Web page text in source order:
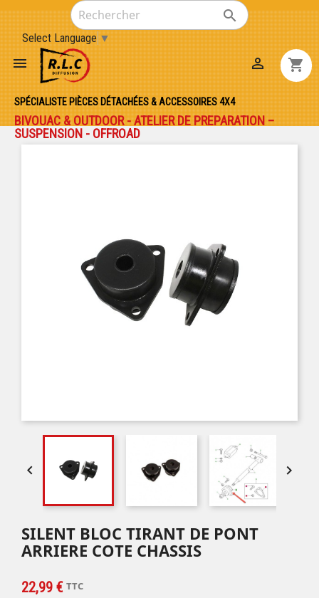

Select Language ▼
 shopping_cart

SPÉCIALISTE PIÈCES DÉTACHÉES & ACCESSOIRES 4X4
BIVOUAC & OUTDOOR - ATELIER DE PREPARATION –
SUSPENSION - OFFROAD
 
SILENT BLOC TIRANT DE PONT
ARRIERE COTE CHASSIS
22,99 € TTC